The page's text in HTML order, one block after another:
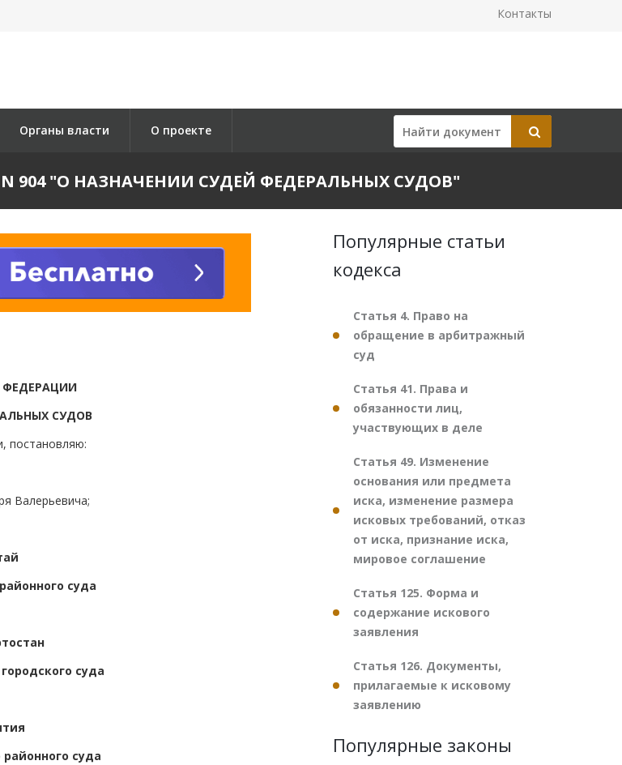
Контакты
Органы власти О проекте
N 904 "О НАЗНАЧЕНИИ СУДЕЙ ФЕДЕРАЛЬНЫХ СУДОВ"
ФЕДЕРАЦИИ
СУДОВ
постановляю:
Валерьевича;
суда
суда
суда
Популярные статьи
кодекса
Статья 4. Право на
обращение в арбитражный
суд
Статья 41. Права и
обязанности лиц,
участвующих в деле
Статья 49. Изменение
основания или предмета
иска, изменение размера
исковых требований, отказ
от иска, признание иска,
мировое соглашение
Статья 125. Форма и
содержание искового
заявления
Статья 126. Документы,
прилагаемые к исковому
заявлению
Популярные законы